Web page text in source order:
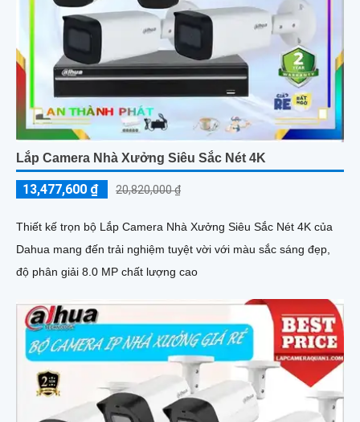
Lắp Camera Nhà Xưởng Siêu Sắc Nét 4K
13,477,600 ₫ 20,820,000 ₫
Thiết kế trọn bộ Lắp Camera Nhà Xưởng Siêu Sắc Nét 4K của
Dahua mang đến trải nghiệm tuyệt vời với màu sắc sáng đẹp,
độ phân giải 8.0 MP chất lượng cao